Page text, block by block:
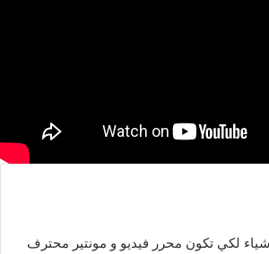
لكي تكون محرر فيديو و مونتير محترف